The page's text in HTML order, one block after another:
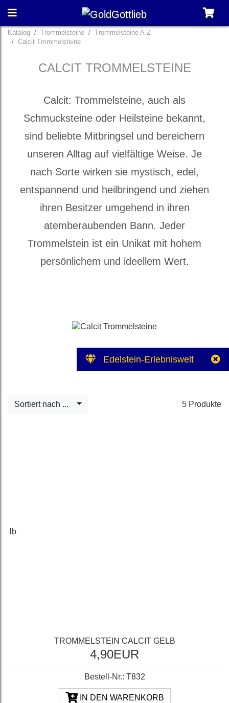
Edelstein-Erlebniswelt
Katalog Trommelsteine
Trommelsteine A-Z
Calcit Trommelsteine
CALCIT TROMMELSTEINE
Calcit: Trommelsteine, auch als
Schmucksteine oder Heilsteine bekannt,
sind beliebte Mitbringsel und bereichern
unseren Alltag auf vielfältige Weise. Je
nach Sorte wirken sie mystisch, edel,
entspannend und heilbringend und ziehen
ihren Besitzer umgehend in ihren
atemberaubenden Bann. Jeder
Trommelstein ist ein Unikat mit hohem
persönlichem und ideellem Wert.
5 Produkte
Sortiert nach ...
TROMMELSTEIN CALCIT GELB
4,90EUR
Bestell-Nr.: T832
IN DEN WARENKORB